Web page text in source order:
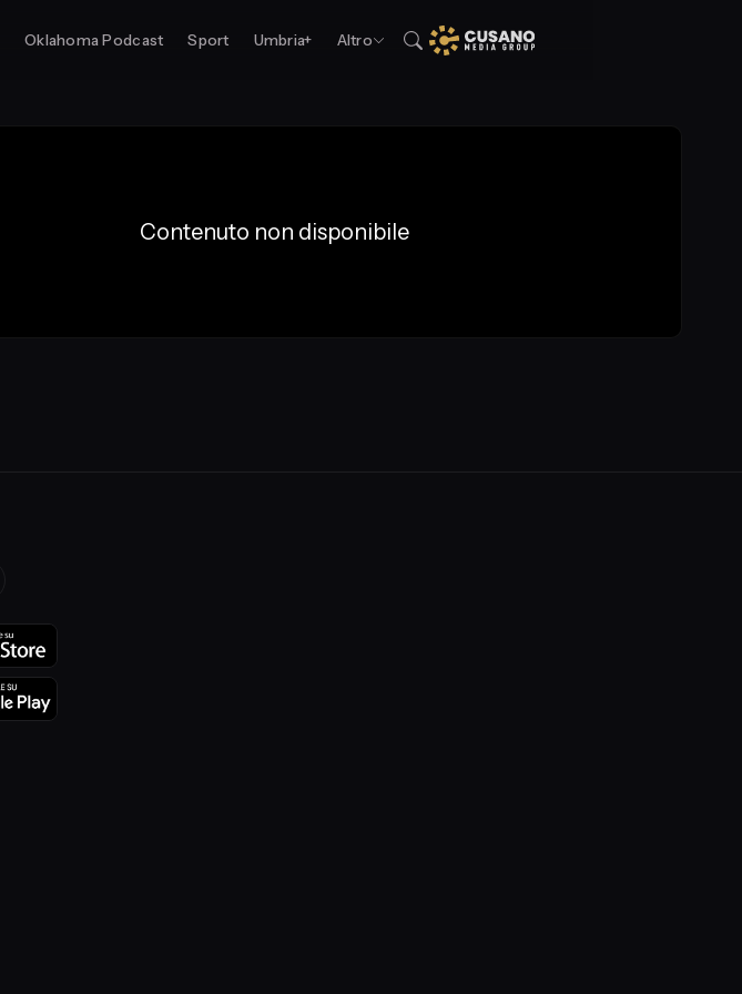
Oklahoma Podcast Sport Umbria+ Altro
Contenuto non disponibile